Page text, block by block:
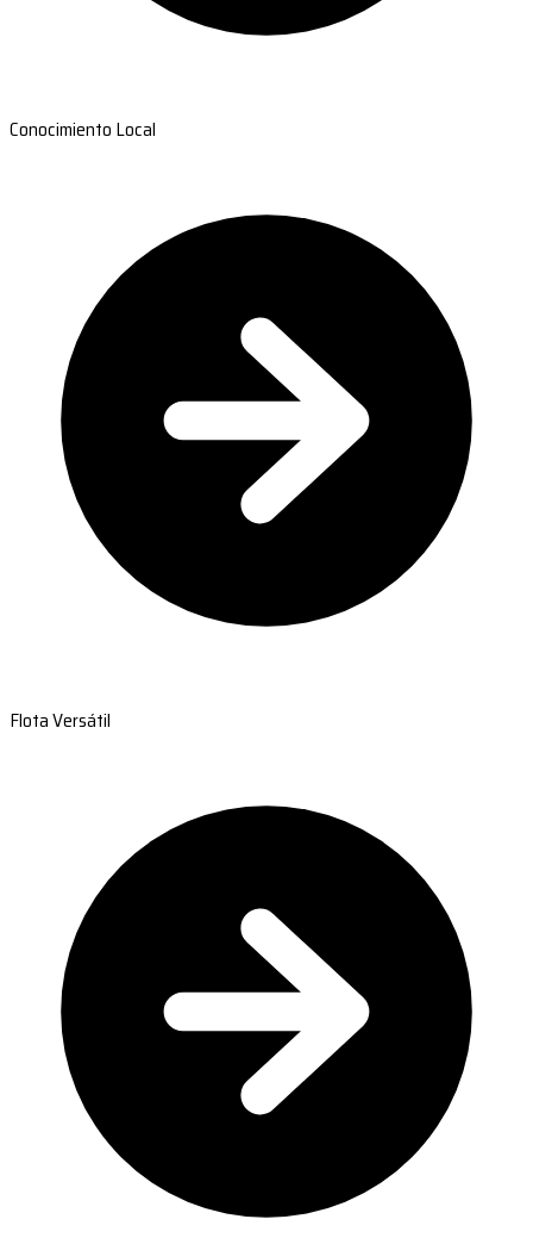
Conocimiento Local
Flota Versátil